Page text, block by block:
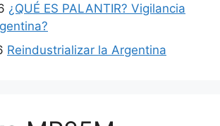
¿QUÉ ES PALANTIR? Vigilancia
Reindustrializar la Argentina